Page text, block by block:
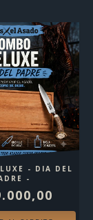
- DIA DEL
-